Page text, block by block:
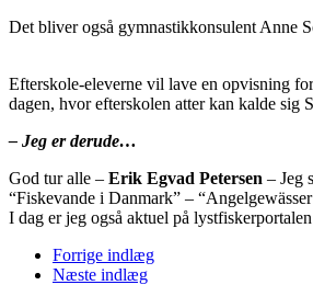
Det bliver også gymnastikkonsulent Anne
Efterskole-eleverne vil lave en opvisning
dagen, hvor efterskolen atter kan kalde sig
– Jeg er derude…
God tur alle – Erik Egvad Petersen – Jeg
“Fiskevande i Danmark” –
I dag er jeg også aktuel på lystfiskerportalen
Forrige indlæg
Næste indlæg